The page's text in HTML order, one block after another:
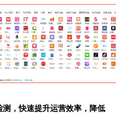
测，快速提升运营效率， 降低